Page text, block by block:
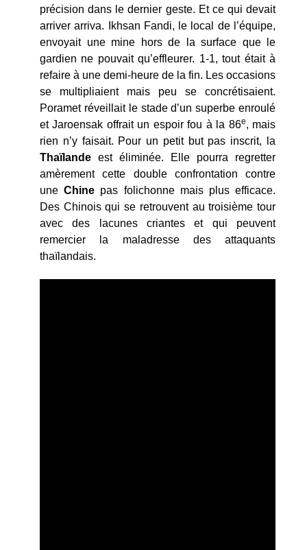
précision dans le dernier geste. Et ce qui devait
arriver arriva. Ikhsan Fandi, le local de l’équipe,
envoyait une mine hors de la surface que le
gardien ne pouvait qu’effleurer. 1-1, tout était à
refaire à une demi-heure de la fin. Les occasions
se multipliaient mais peu se concrétisaient.
Poramet réveillait le stade d’un superbe enroulé
et Jaroensak offrait un espoir fou à la 86e, mais
rien n’y faisait. Pour un petit but pas inscrit, la
Thaïlande est éliminée. Elle pourra regretter
amèrement cette double confrontation contre
uneChine pas folichonne mais plus efficace.
Des Chinois qui se retrouvent au troisième tour
avec des lacunes criantes et qui peuvent
remercier la maladresse des attaquants
thaïlandais.